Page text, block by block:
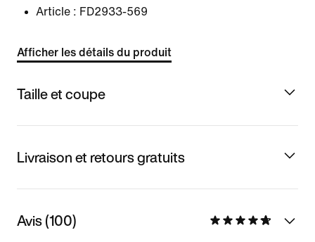
Article : FD2933-569
Afficher les détails du produit
Taille et coupe
Livraison et retours gratuits
Avis (100)